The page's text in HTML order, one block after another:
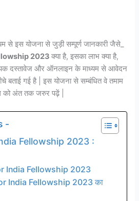
से इस योजना से जुड़ी सम्पूर्ण जानकारी जैसे_
2023क्या है, इसका लाभ क्या है,
दस्तावेज और ऑनलाइन के माध्यम से आवेदन
बताई गई है | इस योजना से सम्बंधित वे तमाम
को अंत तक जरुर पढ़ें |
-
Fellowship 2023 :
India Fellowship 2023
India Fellowship 2023 का